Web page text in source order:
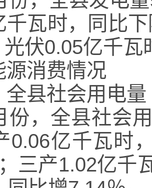
千瓦时，同比
伏0.05亿千
源消费情况
全县社会用电量
，全县社会
0.06亿千瓦时
三产1.02亿千